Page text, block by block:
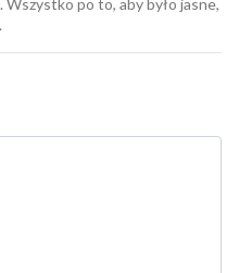
po to, aby było jasne,